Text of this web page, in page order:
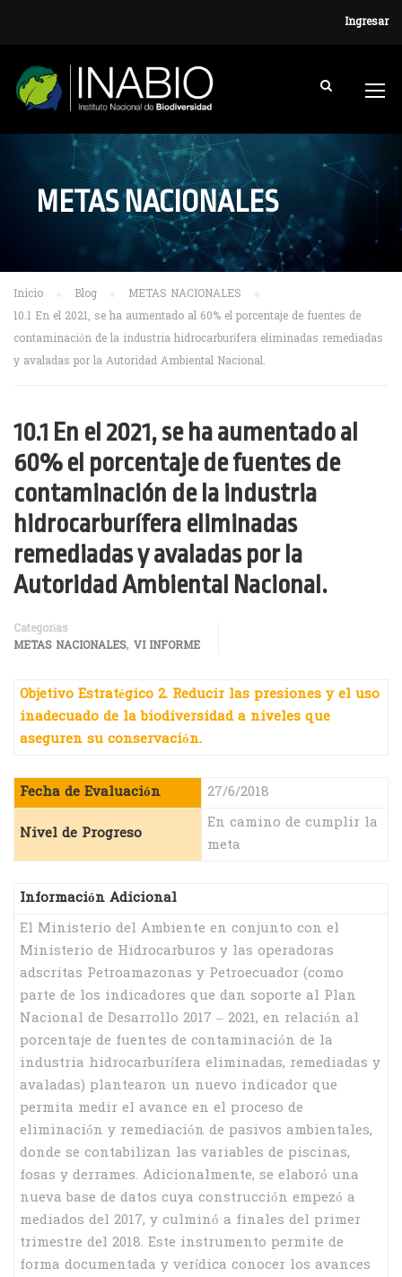
Ingresar
METAS NACIONALES
Inicio Blog
METAS NACIONALES
10.1 En el 2021, se ha aumentado al 60% el porcentaje de fuentes de
contaminación de la industria hidrocarburífera eliminadas remediadas
y avaladas por la Autoridad Ambiental Nacional.
10.1 En el 2021, se ha aumentado al
60% el porcentaje de fuentes de
contaminación de la industria
hidrocarburífera eliminadas
remediadas y avaladas por la
Autoridad Ambiental Nacional.
Categorías
METAS NACIONALES, VI INFORME
Objetivo Estratégico 2. Reducir las presiones y el uso
inadecuado de la biodiversidad a niveles que
aseguren su conservación.
Fecha de Evaluación 27/6/2018
Nivel de Progreso
En camino de cumplir la
meta
Información Adicional
El Ministerio del Ambiente en conjunto con el
Ministerio de Hidrocarburos y las operadoras
adscritas Petroamazonas y Petroecuador (como
parte de los indicadores que dan soporte al Plan
Nacional de Desarrollo 2017 – 2021, en relación al
porcentaje de fuentes de contaminación de la
industria hidrocarburífera eliminadas, remediadas y
avaladas) plantearon un nuevo indicador que
permita medir el avance en el proceso de
eliminación y remediación de pasivos ambientales,
donde se contabilizan las variables de piscinas,
fosas y derrames. Adicionalmente, se elaboró una
nueva base de datos cuya construcción empezó a
mediados del 2017, y culminó a finales del primer
trimestre del 2018. Este instrumento permite de
forma documentada y verídica conocer los avances